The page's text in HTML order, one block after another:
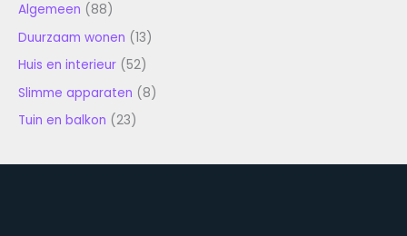
Algemeen (88)
Duurzaam wonen (13)
Huis en interieur (52)
Slimme apparaten (8)
Tuin en balkon (23)